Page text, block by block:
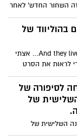
זה השחור החדש' לאחר
כלא הנשים של
נטפליקס, שפרצה לחיינו בשנת 2013 והייתה
לאחר תקופת אבל
על העונה השביעית
(ספוילרים
בהוליווד של
And they lived happily ever after… אצתי
לראות את הסרט
'היו זמנים
בראד פיט ולאונרדו
לסיפורה של
של
השלישית של
בעולם מאת -